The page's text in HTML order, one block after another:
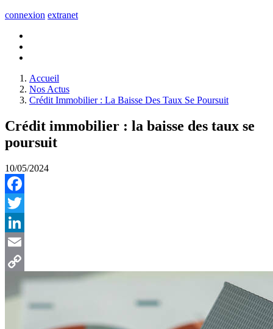
connexion extranet
Accueil
Nos Actus
Crédit Immobilier : La Baisse Des Taux Se Poursuit
Crédit immobilier : la baisse des taux se
poursuit
10/05/2024
Facebook
Twitter
LinkedIn
Email
Copy
Link